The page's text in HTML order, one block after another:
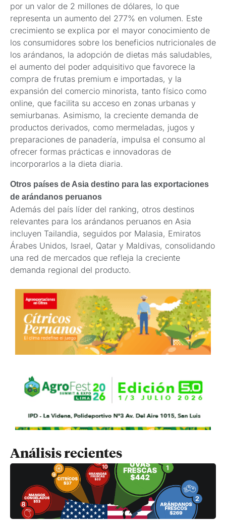
por un valor de 2 millones de dólares, lo que
representa un aumento del 277% en volumen. Este
crecimiento se explica por el mayor conocimiento de
los consumidores sobre los beneficios nutricionales de
los arándanos, la adopción de dietas más saludables,
el aumento del poder adquisitivo que favorece la
compra de frutas premium e importadas, y la
expansión del comercio minorista, tanto físico como
online, que facilita su acceso en zonas urbanas y
semiurbanas. Asimismo, la creciente demanda de
productos derivados, como mermeladas, jugos y
preparaciones de panadería, impulsa el consumo al
ofrecer formas prácticas e innovadoras de
incorporarlos a la dieta diaria.
Otros países de Asia destino para las exportaciones
de arándanos peruanos
Además del país líder del ranking, otros destinos
relevantes para los arándanos peruanos en Asia
incluyen Tailandia, seguidos por Malasia, Emiratos
Árabes Unidos, Israel, Qatar y Maldivas, consolidando
una red de mercados que refleja la creciente
demanda regional del producto.
Análisis recientes